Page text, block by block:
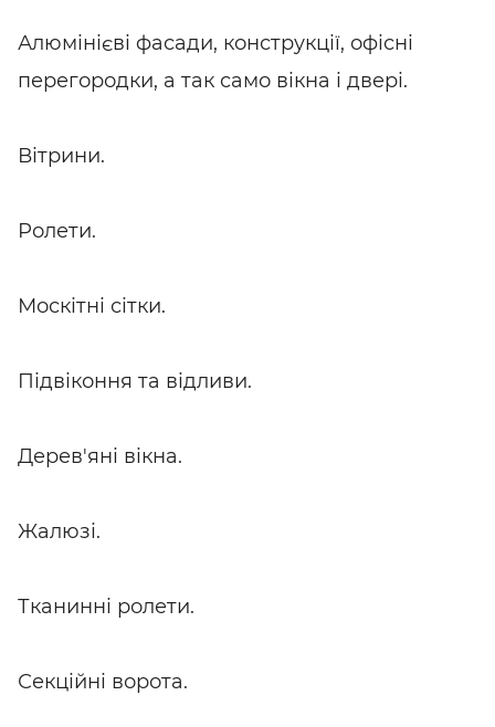
Алюмінієві фасади, конструкції, офісні
перегородки, а так само вікна і двері.
Вітрини.
Ролети.
Москітні сітки.
Підвіконня та відливи.
Дерев'яні вікна.
Жалюзі.
Тканинні ролети.
Секційні ворота.